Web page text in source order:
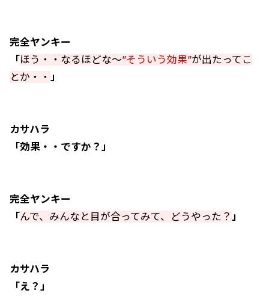
完全ヤンキー
「ほう・・なるほどな～”そういう効果”が出たってこ
とか・・ 」
カサハラ
「効果・・ですか？」
完全ヤンキー
「んで、みんなと目が合ってみて、どうやった？ 」
カサハラ
「え？」